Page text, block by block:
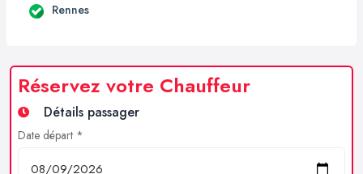
Rennes
Réservez votre Chauffeur
Détails passager
Date départ *